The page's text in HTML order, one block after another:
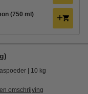
(750 ml)
10 kg
omschrijving